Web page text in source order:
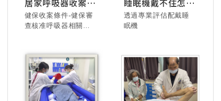
115.07.24 美悅居家-
驗！
115.7.4 業務科聚餐 -
大口吃肉，香氣四溢
115.07.29 忠港醫院
- 大家一起排排躺、
享受舒壓又充滿笑聲
居家呼吸器收案流
程說明
健保收案條件-健保審
查核准呼吸器相關設
睡眠機戴不住怎麼
辦?
透過專業評估配戴睡
眠機